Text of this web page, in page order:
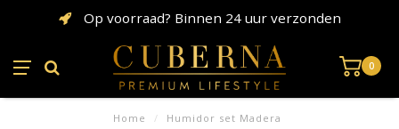
Op voorraad? Binnen 24 uur verzonden
0
Home / Humidor set Madera